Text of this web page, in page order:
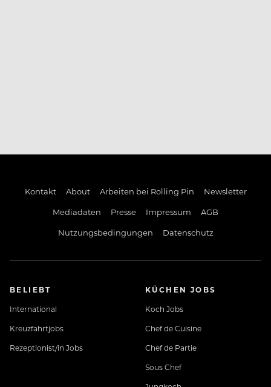
Kontakt About Arbeiten bei Rolling Pin
Newsletter
Mediadaten
Presse Impressum
AGB
Nutzungsbedingungen
Datenschutz
BELIEBT
International
Kreuzfahrtjobs
Rezeptionist/in Jobs
KÜCHEN JOBS
Koch Jobs
Chef de Cuisine
Chef de Partie
Sous Chef